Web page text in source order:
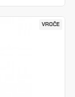
VROČE